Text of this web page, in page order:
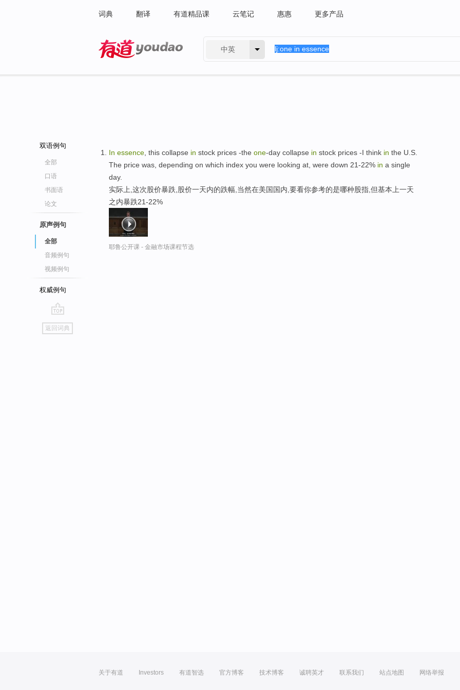
词典 翻译 有道精品课 云笔记 惠惠 更多产品
中英
双语例句
全部
口语
书面语
论文
原声例句
全部
音频例句
视频例句
权威例句
go
top
返回词典
In essence , this collapse in stock prices -the one-day collapse in stock prices -I think in the U.S.
The price was, depending on which index you were looking at, were down 21-22% in a single
day.
实际上,这次股价暴跌,股价一天内的跌幅,当然在美国国内,要看你参考的是哪种股指,但基本上一天
之内暴跌21-22%
耶鲁公开课 - 金融市场课程节选
关于有道 Investors 有道智选 官方博客 技术博客 诚聘英才 联系我们 站点地图 网络举报